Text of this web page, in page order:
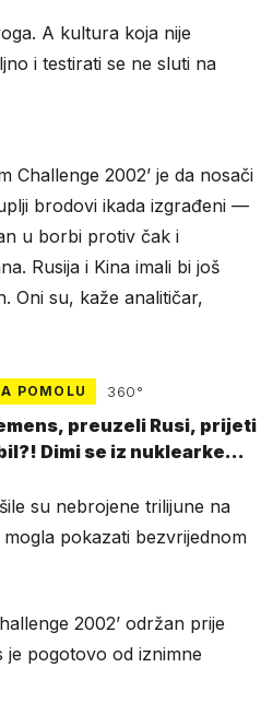
A kultura koja nije
i testirati se ne sluti na
Challenge 2002’ je da nosači
brodovi ikada izgrađeni —
u borbi protiv čak i
Rusija i Kina imali bi još
Oni su, kaže analitičar,
POMOLU 360°
preuzeli Rusi, prijeti
Dimi se iz nuklearke
su nebrojene trilijune na
pokazati bezvrijednom
2002’ održan prije
je pogotovo od iznimne